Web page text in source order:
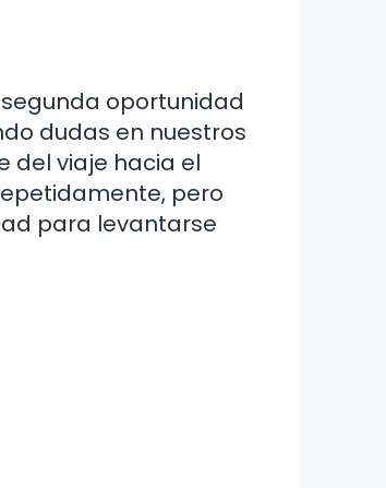
oportunidad
dudas en nuestros
del viaje hacia el
pero
para levantarse